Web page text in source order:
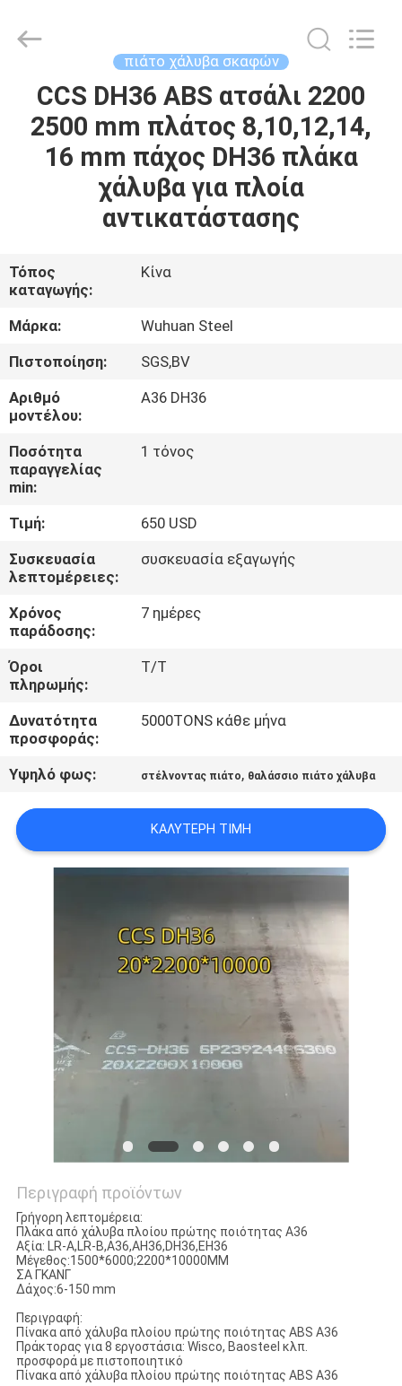
ΣΠΊΤΙ
ΠΡΟΪΌΝΤΑ
ΠΕΡΊΠΟΥ
ΓΎΡΟΣ
ΕΡΓΟΣΤΑΣΊΩΝ
ΠΟΙΟΤΙΚΌΣ
ΈΛΕΓΧΟΣ
ΜΑΣ
ΣΕ
ΕΠΑΦΉ
ΕΙΔΉΣΕΙΣ
ΠΕΡΙΠΤΏΣΕΙΣ
COMPANY
SITEMAP
INDUSTRIAL
LIMITED.
πιάτο χάλυβα σκαφών
CCS DH36 ABS ατσάλι 2200
2500 mm πλάτος 8,10,12,14,
16 mm πάχος DH36 πλάκα
χάλυβα για πλοία
αντικατάστασης
Τόπος
καταγωγής:
Κίνα
Μάρκα:
Wuhuan Steel
Πιστοποίηση:
SGS,BV
Αριθμό
μοντέλου:
Α36 DH36
Ποσότητα
παραγγελίας
min:
1 τόνος
Τιμή:
650 USD
Συσκευασία
λεπτομέρειες:
συσκευασία εξαγωγής
Χρόνος
παράδοσης:
7 ημέρες
Όροι
πληρωμής:
T/T
Δυνατότητα
προσφοράς:
5000TONS κάθε μήνα
Υψηλό φως: στέλνοντας πιάτο, θαλάσσιο πιάτο χάλυβα
ΚΑΛΎΤΕΡΗ ΤΙΜΉ
Περιγραφή προϊόντων
Γρήγορη λεπτομέρεια:
Πλάκα από χάλυβα πλοίου πρώτης ποιότητας Α36
Αξία: LR-A,LR-B,A36,AH36,DH36,EH36
Μέγεθος:1500*6000;2200*10000MM
ΣΑ ΓΚΑΝΓ
Δάχος:6-150 mm
Περιγραφή:
Πίνακα από χάλυβα πλοίου πρώτης ποιότητας ABS A36
Πράκτορας για 8 εργοστάσια: Wisco, Baosteel κλπ.
προσφορά με πιστοποιητικό
Πίνακα από χάλυβα πλοίου πρώτης ποιότητας ABS A36